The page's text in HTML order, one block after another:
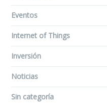
Eventos
Internet of Things
Inversión
Noticias
Sin categoría